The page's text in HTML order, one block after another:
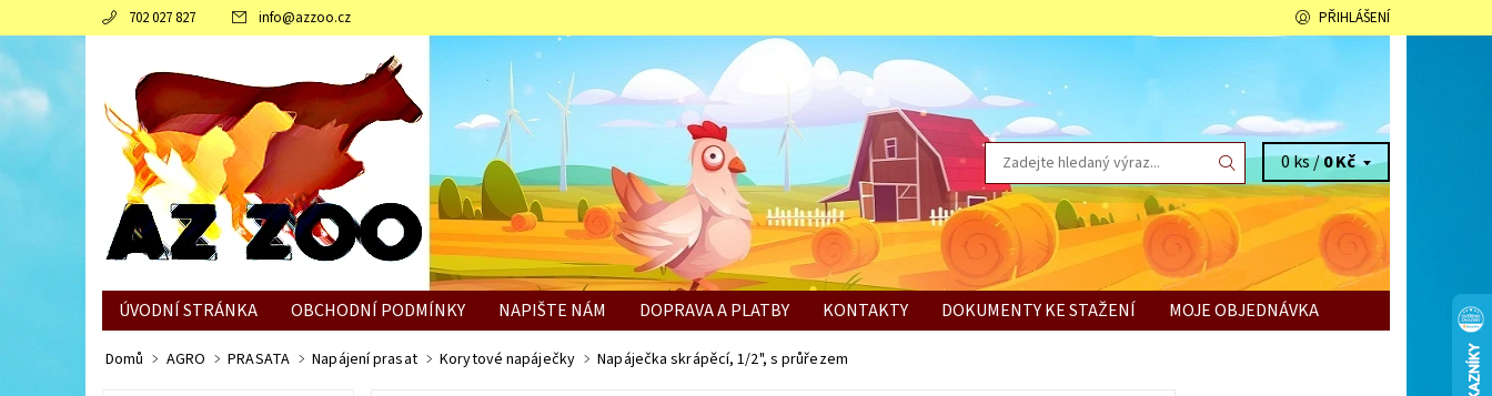
702 027 827 info@azzoo.cz PŘIHLÁŠENÍ
0 ks /0 Kč
ÚVODNÍ STRÁNKA OBCHODNÍ PODMÍNKY NAPIŠTE NÁM DOPRAVA A PLATBY KONTAKTY DOKUMENTY KE STAŽENÍ
MOJE OBJEDNÁVKA
JAK SLEPICÍM POMOCI ZVLÁDNOUT ZIMNÍ OBDOBÍ
Domů AGRO PRASATA Napájení prasat Korytové napáječky Napáječka skrápěcí, 1/2", s průřezem